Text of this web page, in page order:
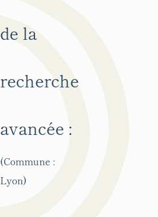
de la
recherche
avancée :
(Commune :
Lyon)